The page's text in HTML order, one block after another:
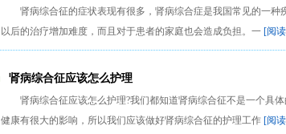
肾病综合征的症状表现有很多，肾病综合症是我国常见的一
以后的治疗增加难度，而且对于患者的家庭也会造成负担。一 [阅
肾病综合征应该怎么护理
肾病综合征应该怎么护理?我们都知道肾病综合征不是一个具
健康有很大的影响，所以我们应该做好肾病综合征的护理工作 [阅